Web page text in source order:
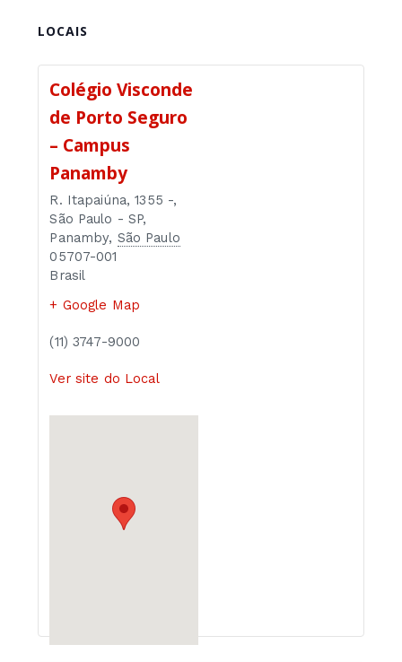
LOCAIS
Colégio Visconde
de Porto Seguro
– Campus
Panamby
R. Itapaiúna, 1355 -,
São Paulo - SP,
Panamby, São Paulo
05707-001
Brasil
+ Google Map
(11) 3747-9000
Ver site do Local